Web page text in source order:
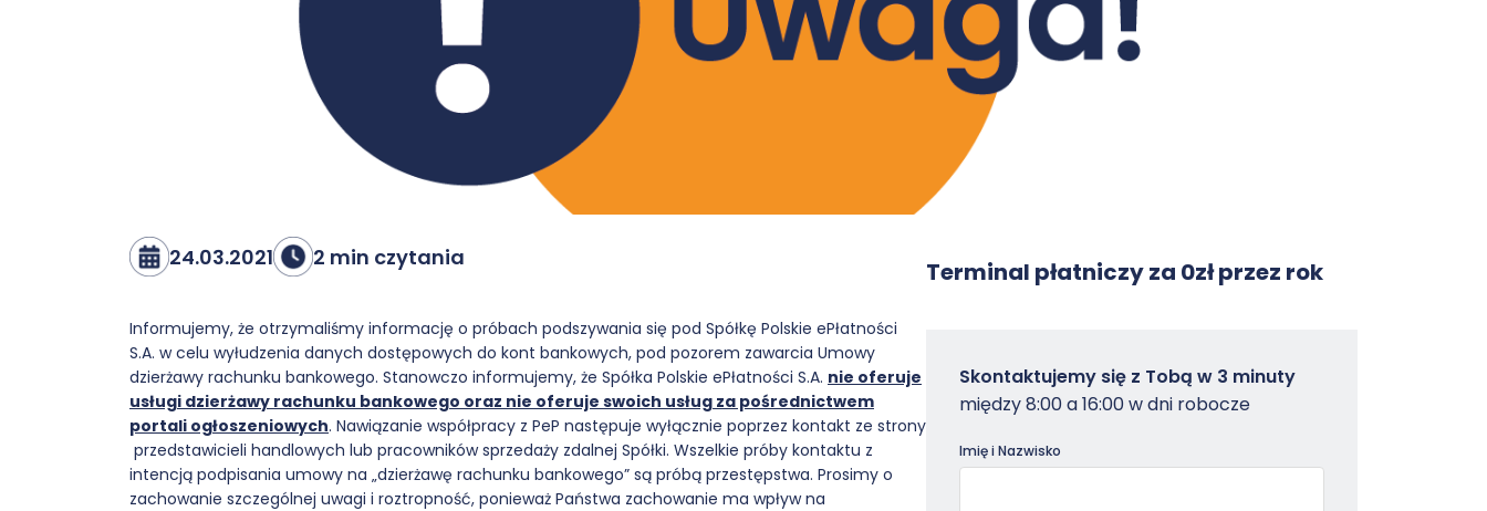
24.03.2021 2 min czytania
Informujemy, że otrzymaliśmy informację o próbach podszywania się pod Spółkę Polskie ePłatności
S.A. w celu wyłudzenia danych dostępowych do kont bankowych, pod pozorem zawarcia Umowy
dzierżawy rachunku bankowego. Stanowczo informujemy, że Spółka Polskie ePłatności S.A. nie oferuje
usługi dzierżawy rachunku bankowego oraz nie oferuje swoich usług za pośrednictwem
portali ogłoszeniowych. Nawiązanie współpracy z PeP następuje wyłącznie poprzez kontakt ze strony
przedstawicieli handlowych lub pracowników sprzedaży zdalnej Spółki. Wszelkie próby kontaktu z
intencją podpisania umowy na „dzierżawę rachunku bankowego” są próbą przestępstwa. Prosimy o
zachowanie szczególnej uwagi i roztropność, ponieważ Państwa zachowanie ma wpływ na
Terminal płatniczy za 0zł przez rok
Zamowterminal
-
Skontaktujemy się z Tobą w 3 minuty
między 8:00 a 16:00 w dni robocze
Imię i Nazwisko